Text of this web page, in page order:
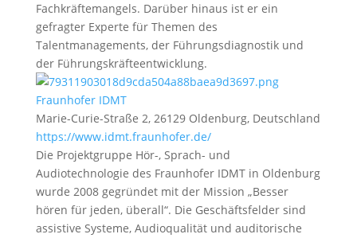
Fachkräftemangels. Darüber hinaus ist er ein
gefragter Experte für Themen des
Talentmanagements, der Führungsdiagnostik und
der Führungskräfteentwicklung.
Fraunhofer IDMT
Marie-Curie-Straße 2, 26129 Oldenburg, Deutschland
https://www.idmt.fraunhofer.de/
Die Projektgruppe Hör-, Sprach- und
Audiotechnologie des Fraunhofer IDMT in Oldenburg
wurde 2008 gegründet mit der Mission „Besser
hören für jeden, überall“. Die Geschäftsfelder sind
assistive Systeme, Audioqualität und auditorische